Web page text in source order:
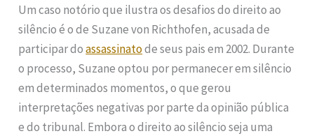
Um caso notório que ilustra os desafios do direito ao
silêncio é o de Suzane von Richthofen, acusada de
participar doassassinatode seus pais em 2002. Durante
o processo, Suzane optou por permanecer em silêncio
em determinados momentos, o que gerou
interpretações negativas por parte da opinião pública
e do tribunal. Embora o direito ao silêncio seja uma